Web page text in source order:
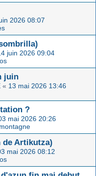
2026 08:07
juin 2026 09:04
juin
« 13 mai 2026 13:46
?
mai 2026 20:26
de Artikutza)
mai 2026 08:12